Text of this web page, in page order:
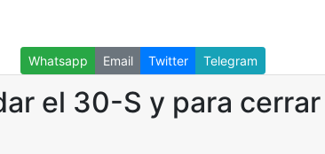
Whatsapp Email Twitter Telegram
el 30-S y para